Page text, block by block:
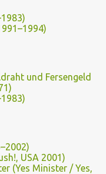
und Fersengeld
USA 2001)
(Yes Minister / Yes,